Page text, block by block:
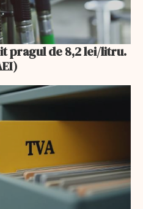
pragul de 8,2 lei/litru.